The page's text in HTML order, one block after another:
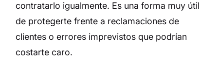
contratarlo igualmente. Es una forma muy útil
de protegerte frente a reclamaciones de
clientes o errores imprevistos que podrían
costarte caro.